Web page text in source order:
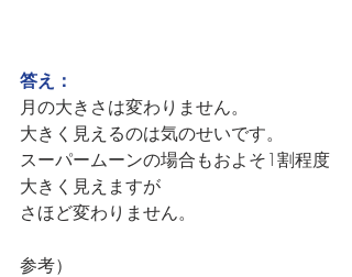
答え：
月の大きさは変わりません。
大きく見えるのは気のせいです。
スーパームーンの場合もおよそ1割程度
大きく見えますが
さほど変わりません。
参考）